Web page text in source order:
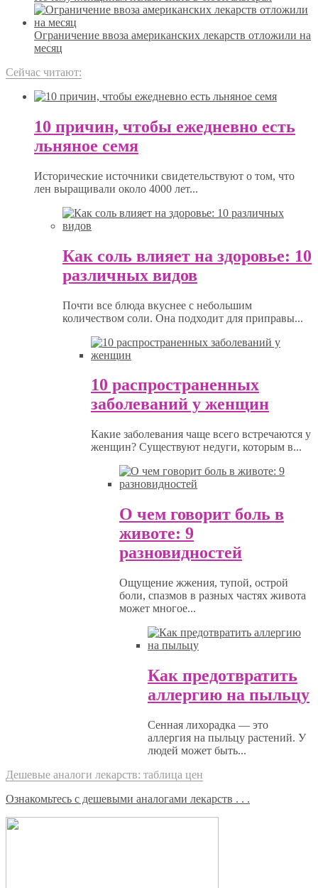
Ограничение ввоза американских лекарств отложили на
месяц
Сейчас читают:
10 причин, чтобы ежедневно есть
льняное семя
Исторические источники свидетельствуют о том, что
лен выращивали около 4000 лет...
Как соль влияет на здоровье: 10
различных видов
Почти все блюда вкуснее с небольшим
количеством соли. Она подходит для приправы...
10 распространенных
заболеваний у женщин
Какие заболевания чаще всего встречаются у
женщин? Существуют недуги, которым в...
О чем говорит боль в
животе: 9
разновидностей
Ощущение жжения, тупой, острой
боли, спазмов в разных частях живота
может многое...
Как предотвратить
аллергию на пыльцу
Сенная лихорадка — это
аллергия на пыльцу растений. У
людей может быть...
Дешевые аналоги лекарств: таблица цен
Ознакомьтесь с дешевыми аналогами лекарств . . .